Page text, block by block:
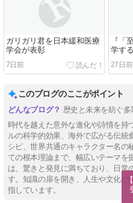
ガリガリ君を日本緩和医療
学会が表彰
7日前
『「
学す
27日前
このブログのここがポイント
歴史と未来を紡ぐ
時代を越えた意外な進化や詩情を持
ルの科学的効果、海外で広がる伝
シピ、世界共通のキャラクター名の
ての根本理論まで、幅広いテーマを
は、驚きと発見に満ちており、日常
す。知識の扉を開き、人生や文化の
指しています。